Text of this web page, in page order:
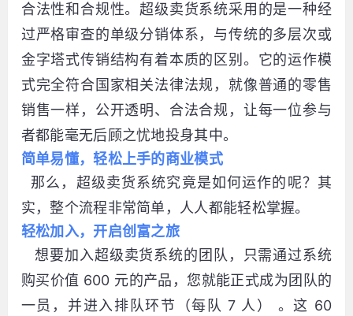
合法性和合规性。超级卖货系统采用的是一种经
过严格审查的单级分销体系，与传统的多层次或
金字塔式传销结构有着本质的区别。它的运作模
式完全符合国家相关法律法规，就像普通的零售
销售一样，公开透明、合法合规，让每一位参与
者都能毫无后顾之忧地投身其中。
简单易懂，轻松上手的商业模式
那么，超级卖货系统究竟是如何运作的呢？其
实，整个流程非常简单，人人都能轻松掌握。
轻松加入，开启创富之旅
想要加入超级卖货系统的团队，只需通过系统
购买价值 600 元的产品，您就能正式成为团队的
一员，并进入排队环节（每队 7 人） 。这 60